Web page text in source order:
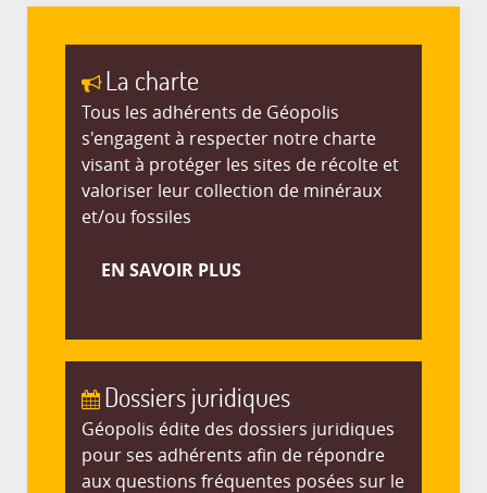
La charte
Tous les adhérents de Géopolis
s'engagent à respecter notre charte
visant à protéger les sites de récolte et
valoriser leur collection de minéraux
et/ou fossiles
EN SAVOIR PLUS
Dossiers juridiques
Géopolis édite des dossiers juridiques
pour ses adhérents afin de répondre
aux questions fréquentes posées sur le